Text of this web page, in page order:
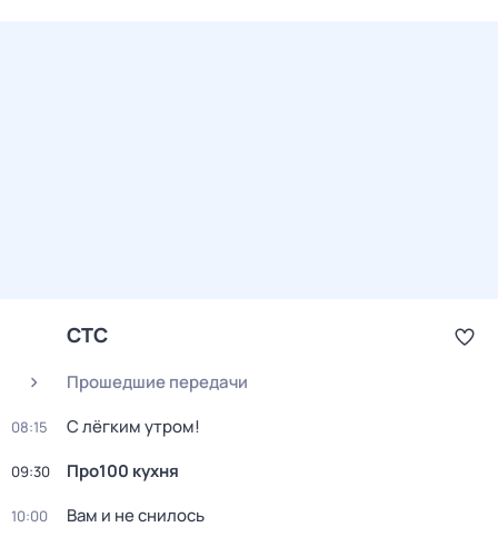
СТС
Прошедшие передачи
08:15 С лёгким утром!
09:30 Про100 кухня
10:00 Вам и не снилось